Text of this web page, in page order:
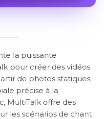
la puissante
pour créer des vidéos
de photos statiques.
précise à la
MultiTalk offre des
les scénarios de chant